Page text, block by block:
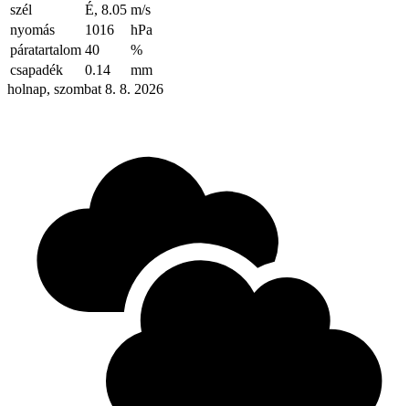
szél
É, 8.05 m/s
nyomás
1016
hPa
páratartalom 40
%
csapadék
0.14
mm
holnap, szombat 8. 8. 2026